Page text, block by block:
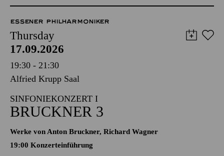
ESSENER PHILHARMONIKER
Thursday
17.09.2026
19:30 - 21:30
Alfried Krupp Saal
SINFONIEKONZERT I
BRUCKNER 3
Werke von Anton Bruckner, Richard Wagner
19:00 Konzerteinführung